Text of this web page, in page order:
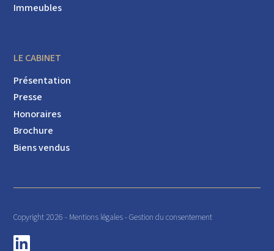
Immeubles
LE CABINET
Présentation
Presse
Honoraires
Brochure
Biens vendus
Copyright 2026 - Mentions légales-Gestion du consentement